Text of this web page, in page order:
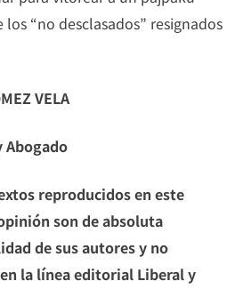
“no desclasados” resignados
VELA
Abogado
reproducidos en este
son de absoluta
de sus autores y no
la línea editorial Liberal y